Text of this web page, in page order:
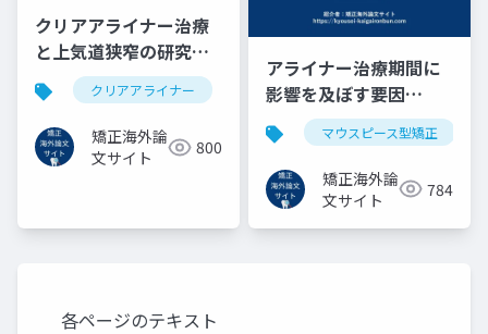
クリアアライナー治療
と上気道狭窄の研究
(2022)クリアアライナー 矯正海外論文 上気道狭窄
矯正海外論
文サイト
800
アライナー治療期間に
影響を及ぼす要因
(2023)マウスピース型矯正
矯正海外論
文サイト
784
各ページのテキスト